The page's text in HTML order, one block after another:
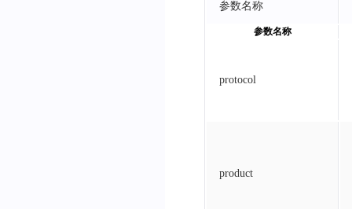
参数名称
参数名称
protocol
product